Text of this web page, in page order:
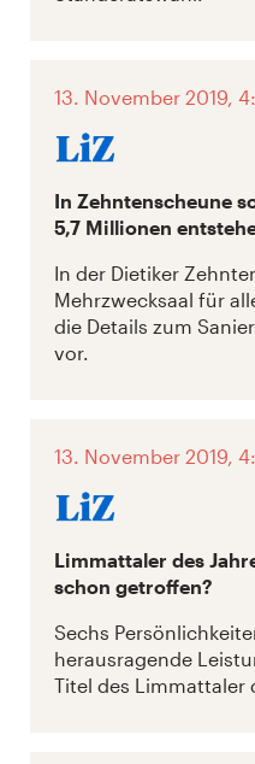
13. November 2019,
In Zehntenscheune
5,7 Millionen
In der Dietiker
Mehrzwecksaal für
die Details zum
vor.
13. November 2019,
Limmattaler des
schon getroffen?
Sechs
herausragende
Titel des Limmattaler